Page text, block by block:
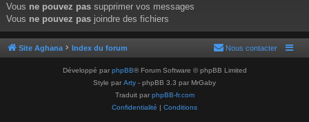
Vous ne pouvez pas supprimer vos messages
Vous ne pouvez pas joindre des fichiers
Site Aghana Index du forum Nous contacter
Développé par phpBB® Forum Software © phpBB Limited
Style par Arty - phpBB 3.3 par MrGaby
Traduit par phpBB-fr.com
Confidentialité | Conditions